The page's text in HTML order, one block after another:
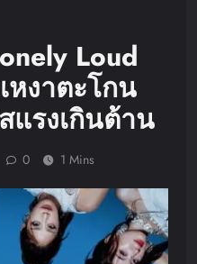
Loud
หงาตะโกน
แรงเกินต้าน
0 1 Mins